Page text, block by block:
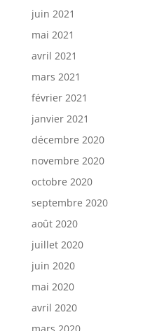
juin 2021
mai 2021
avril 2021
mars 2021
février 2021
janvier 2021
décembre 2020
novembre 2020
octobre 2020
septembre 2020
août 2020
juillet 2020
juin 2020
mai 2020
avril 2020